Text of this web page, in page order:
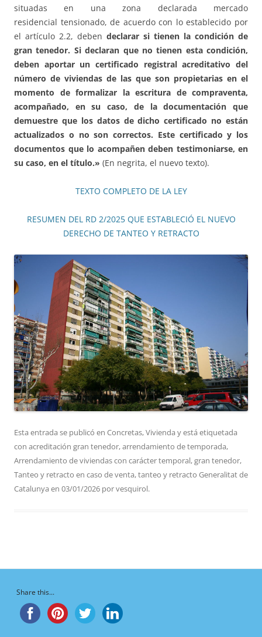
situadas en una zona declarada mercado
residencial tensionado, de acuerdo con lo establecido por
el artículo 2.2, deben declarar si tienen la condición de
gran tenedor. Si declaran que no tienen esta condición,
deben aportar un certificado registral acreditativo del
número de viviendas de las que son propietarias en el
momento de formalizar la escritura de compraventa,
acompañado, en su caso, de la documentación que
demuestre que los datos de dicho certificado no están
actualizados o no son correctos. Este certificado y los
documentos que lo acompañen deben testimoniarse, en
su caso, en el título.» (En negrita, el nuevo texto).
TEXTO COMPLETO DE LA LEY
RESUMEN DEL RD 2/2025 QUE ESTABLECIÓ EL NUEVO
DERECHO DE TANTEO Y RETRACTO
Esta entrada se publicó en Concretas,Vivienda y está etiquetada
con acreditación gran tenedor,arrendamiento de temporada,
Arrendamiento de viviendas con carácter temporal,gran tenedor,
Tanteo y retracto en caso de venta,tanteo y retracto Generalitat de
Catalunya en 03/01/2026 porvesquirol.
Share this...